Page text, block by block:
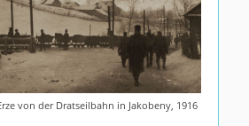
von der Dratseilbahn in Jakobeny, 1916